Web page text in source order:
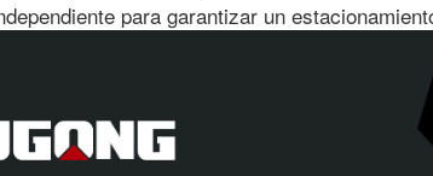
para garantizar un